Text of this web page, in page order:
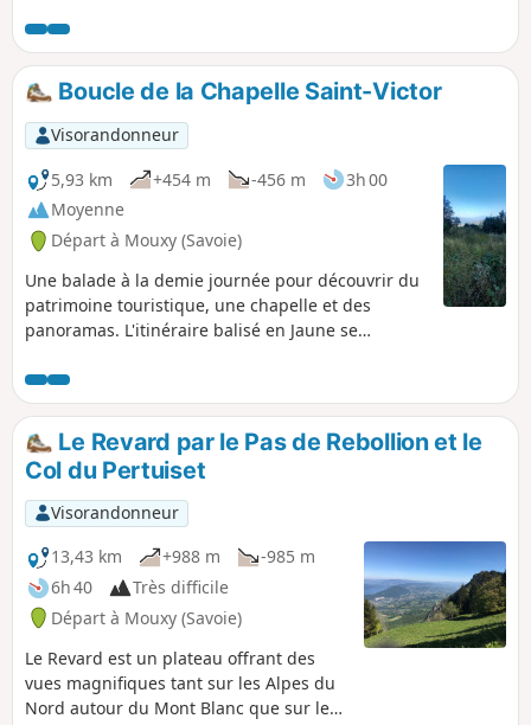
Boucle de la Chapelle Saint-Victor
Visorandonneur
5,93 km
+454 m -456 m
3h 00
Moyenne
Départ à Mouxy (Savoie)
Une balade à la demie journée pour découvrir du
patrimoine touristique, une chapelle et des
panoramas. L'itinéraire balisé en Jaune se
se pratiquer dans un sens ou dans l'autre.
Le Revard par le Pas de Rebollion et le
Col du Pertuiset
Visorandonneur
13,43 km
+988 m
-985 m
6h 40
Très difficile
Départ à Mouxy (Savoie)
Le Revard est un plateau offrant des
vues magnifiques tant sur les Alpes du
Nord autour du Mont Blanc que sur le